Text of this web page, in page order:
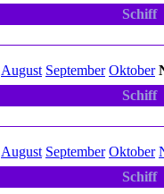
Schiff
August September Oktober
Schiff
August September Oktober
Schiff